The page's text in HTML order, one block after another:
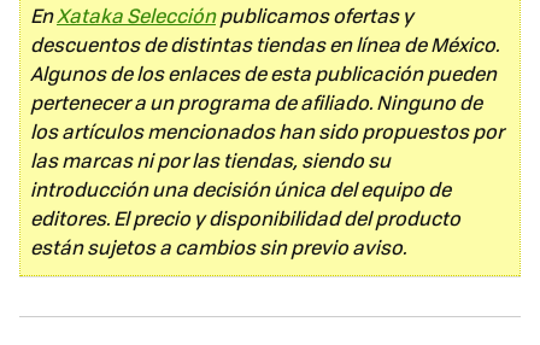
EnXataka Selecciónpublicamos ofertas y
descuentos de distintas tiendas en línea de México.
Algunos de los enlaces de esta publicación pueden
pertenecer a un programa de afiliado. Ninguno de
los artículos mencionados han sido propuestos por
las marcas ni por las tiendas, siendo su
introducción una decisión única del equipo de
editores. El precio y disponibilidad del producto
están sujetos a cambios sin previo aviso.